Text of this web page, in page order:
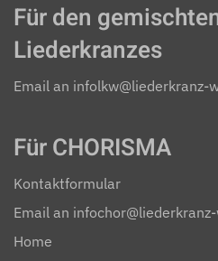
Für den
Liederkranzes
Email an infolkw@liederkranz-
Für CHORISMA
Kontaktformular
Email an
Home